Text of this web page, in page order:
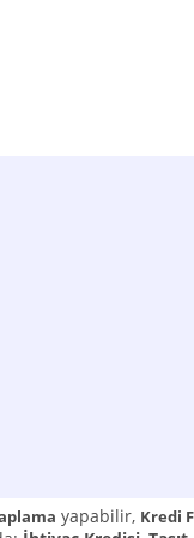
yapabilir, Kredi